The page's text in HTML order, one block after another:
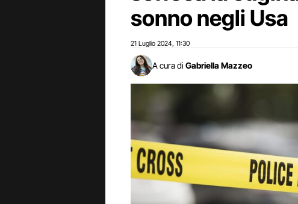
sonno negli Usa
21 Luglio 2024 11:30
A cura di Gabriella Mazzeo